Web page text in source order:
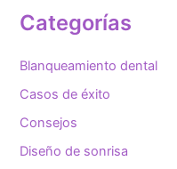
c
a
p
o
:
Categorías
Blanqueamiento dental
Casos de éxito
Consejos
Diseño de sonrisa